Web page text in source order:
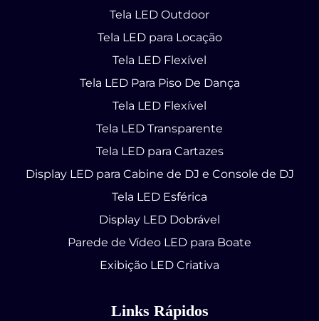
Tela LED Outdoor
Tela LED para Locação
Tela LED Flexível
Tela LED Para Piso De Dança
Tela LED Flexível
Tela LED Transparente
Tela LED para Cartazes
Display LED para Cabine de DJ e Console de DJ
Tela LED Esférica
Display LED Dobrável
Parede de Vídeo LED para Boate
Exibição LED Criativa
Links Rápidos